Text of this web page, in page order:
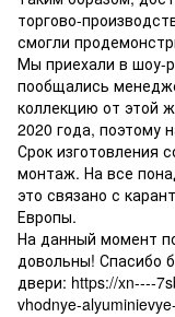
торгово-
смогли
Мы приехали в шоу-
пообщались
коллекцию от этой
2020 года, поэтому
Срок изготовления
монтаж. На все
это связано с
Европы.
На данный момент
довольны! Спасибо
двери: https://xn----
vhodnye-